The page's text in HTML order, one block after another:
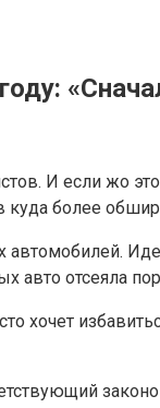
И если жо
куда более
отсеяла
хочет